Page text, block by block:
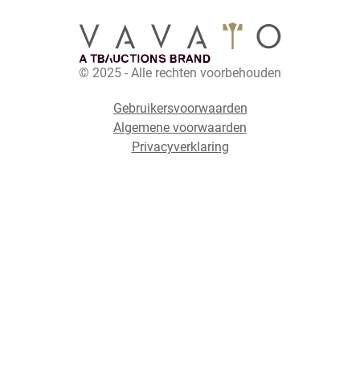
© 2025 - Alle rechten voorbehouden
Gebruikersvoorwaarden
Algemene voorwaarden
Privacyverklaring